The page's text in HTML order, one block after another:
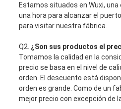
Estamos situados en Wuxi,
una hora para alcanzar el
para visitar nuestra fábrica.
Q2. ¿Son sus productos el
Tomamos la calidad en la
precio se basa en el nivel de
orden. El descuento está
orden es grande. Como de un
mejor precio con excepción de